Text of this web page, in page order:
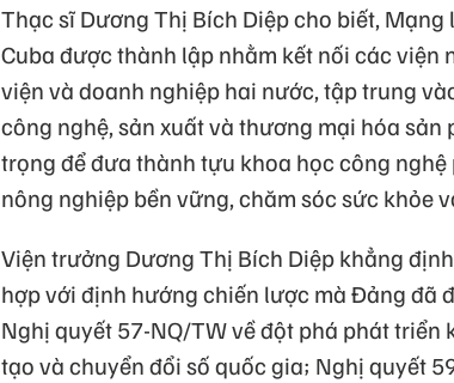
Thạc sĩ Dương Thị Bích Diệp cho biết,
Cuba được thành lập nhằm kết nối các viện
viện và doanh nghiệp hai nước, tập trung
công nghệ, sản xuất và thương mại hóa
trọng để đưa thành tựu khoa học công
nông nghiệp bền vững, chăm sóc sức khỏe
Viện trưởng Dương Thị Bích Diệp khẳng
hợp với định hướng chiến lược mà Đảng đã
Nghị quyết 57-NQ/TW về đột phá phát triển
tạo và chuyển đổi số quốc gia; Nghị quyết